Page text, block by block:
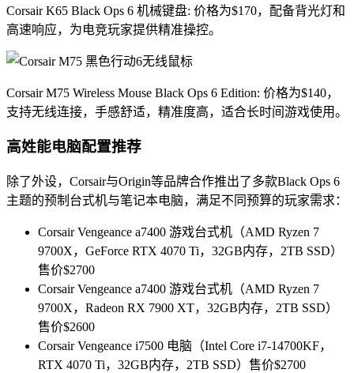
Corsair K65 Black Ops 6 机械键盘: 价格为$170，配备背光灯和
高速响应，为电竞玩家提供精准操控。
Corsair M75 Wireless Mouse Black Ops 6 Edition: 价格为$140，
支持无线连接，手感舒适，精准度高，适合长时间游戏使用。
高姓能电脑配置推荐
除了外设，Corsair与Origin等品牌合作推出了多款Black Ops 6
主题的预制台式机与笔记本电脑，满足不同预算的玩家需求：
Corsair Vengeance a7400 游戏台式机（AMD Ryzen 7
9700X，GeForce RTX 4070 Ti，32GB内存，2TB SSD）
售价$2700
Corsair Vengeance a7400 游戏台式机（AMD Ryzen 7
9700X，Radeon RX 7900 XT，32GB内存，2TB SSD）
售价$2600
Corsair Vengeance i7500 电脑（Intel Core i7-14700KF，
RTX 4070 Ti，32GB内存，2TB SSD）售价$2700